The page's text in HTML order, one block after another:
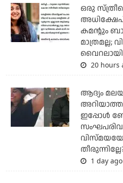
ഒരു
കമന്റും
വൈറലായി
20 hours
ആദ്യം
ഇപ്പോള്‍
1 day ago